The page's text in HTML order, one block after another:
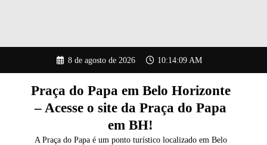
o
8 de agosto de 2026 10:14:10 AM
Praça do Papa em Belo Horizonte
– Acesse o site da Praça do Papa
em BH!
A Praça do Papa é um ponto turístico localizado em Belo